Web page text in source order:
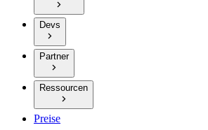
Devs
Partner
Ressourcen
Preise